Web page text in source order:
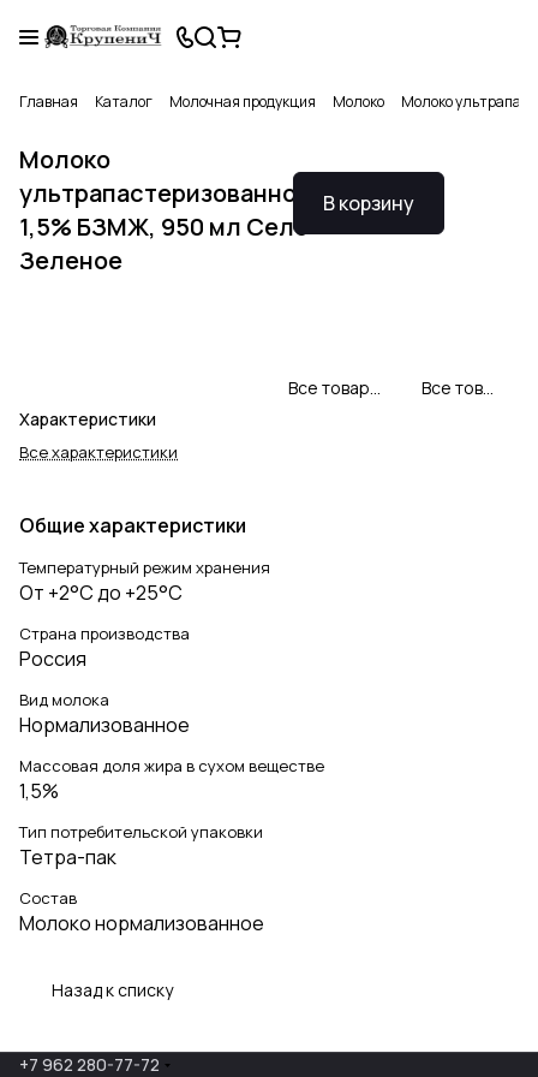
Главная Каталог Молочная продукция Молоко Молоко
Молоко
ультрапастеризованное
1,5% БЗМЖ, 950 мл Село
Зеленое
Характеристики
Все характеристики
В корзину
Все товары Село Зеленое Все товары категории
Общие характеристики
Температурный режим хранения
От +2°C до +25°C
Страна производства
Россия
Вид молока
Нормализованное
Массовая доля жира в сухом веществе
1,5%
Тип потребительской упаковки
Тетра-пак
Состав
Молоко нормализованное
Назад к списку
+7 962 280-77-72